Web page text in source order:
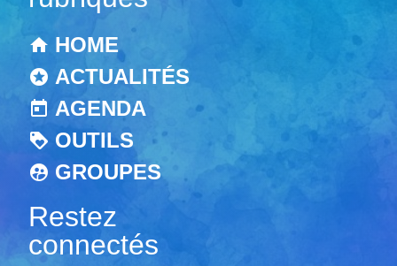
HOME
ACTUALITÉS
AGENDA
OUTILS
GROUPES
Restez
connectés